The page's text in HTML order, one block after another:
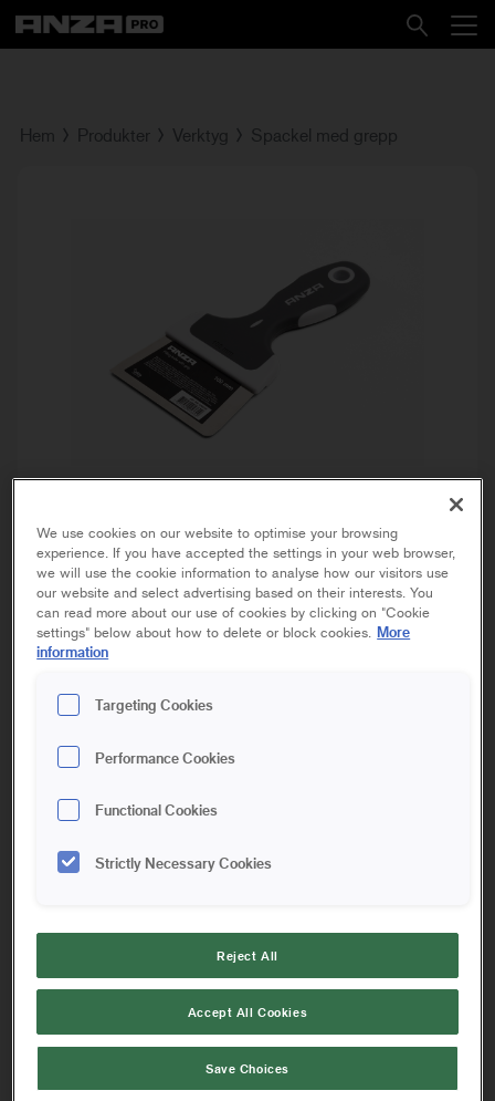
Hem Produkter Verktyg Spackel med grepp
SPACKEL MED GREPP
25 mm
Mindre spackel med flexibelt blad av rostfritt stål. Ergonomiskt
handtag av mjukt gummi utvecklat för att ge ett optimalt
grepp för ökad kontroll och minskad trötthet i handen.
We use cookies on our website to optimise your browsing
experience. If you have accepted the settings in your web browser,
we will use the cookie information to analyse how our visitors use
our website and select advertising based on their interests. You
can read more about our use of cookies by clicking on "Cookie
settings" below about how to delete or block cookies. More
information
Targeting Cookies
Performance Cookies
Functional Cookies
Strictly Necessary Cookies
Reject All
Accept All Cookies
Save Choices